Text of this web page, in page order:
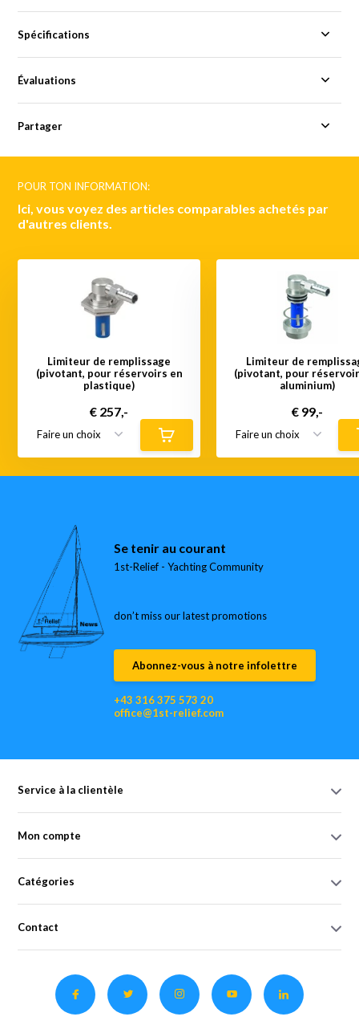
Spécifications
Évaluations
Partager
POUR TON INFORMATION:
Ici, vous voyez des articles comparables achetés par
d'autres clients.
Limiteur de remplissage
(pivotant, pour réservoirs en
plastique)
€ 257,-
Limiteur de
(pivotant, pour
aluminium)
€ 99,-
Se tenir au courant
1st-Relief - Yachting Community
don’t miss our latest promotions
Abonnez-vous à notre infolettre
+43 316 375 573 20
office@1st-relief.com
Service à la clientèle
Mon compte
Catégories
Contact